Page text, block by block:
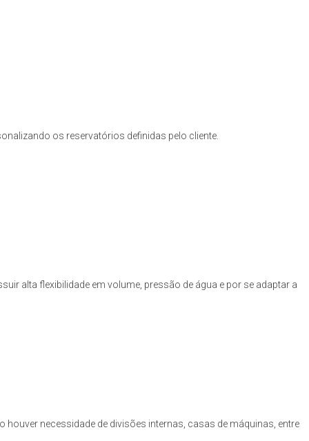
os reservatórios definidas pelo cliente.
alta flexibilidade em volume, pressão de água e por se adaptar a
necessidade de divisões internas, casas de máquinas, entre